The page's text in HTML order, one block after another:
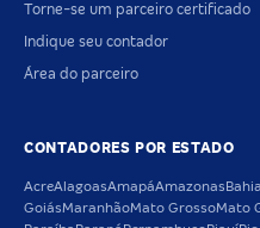
Torne-se um parceiro certificado
Indique seu contador
Área do parceiro
CONTADORES POR ESTADO
AcreAlagoasAmapáAmazonas Bahia
GoiásMaranhãoMato GrossoMato